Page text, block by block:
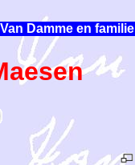
Damme en familie